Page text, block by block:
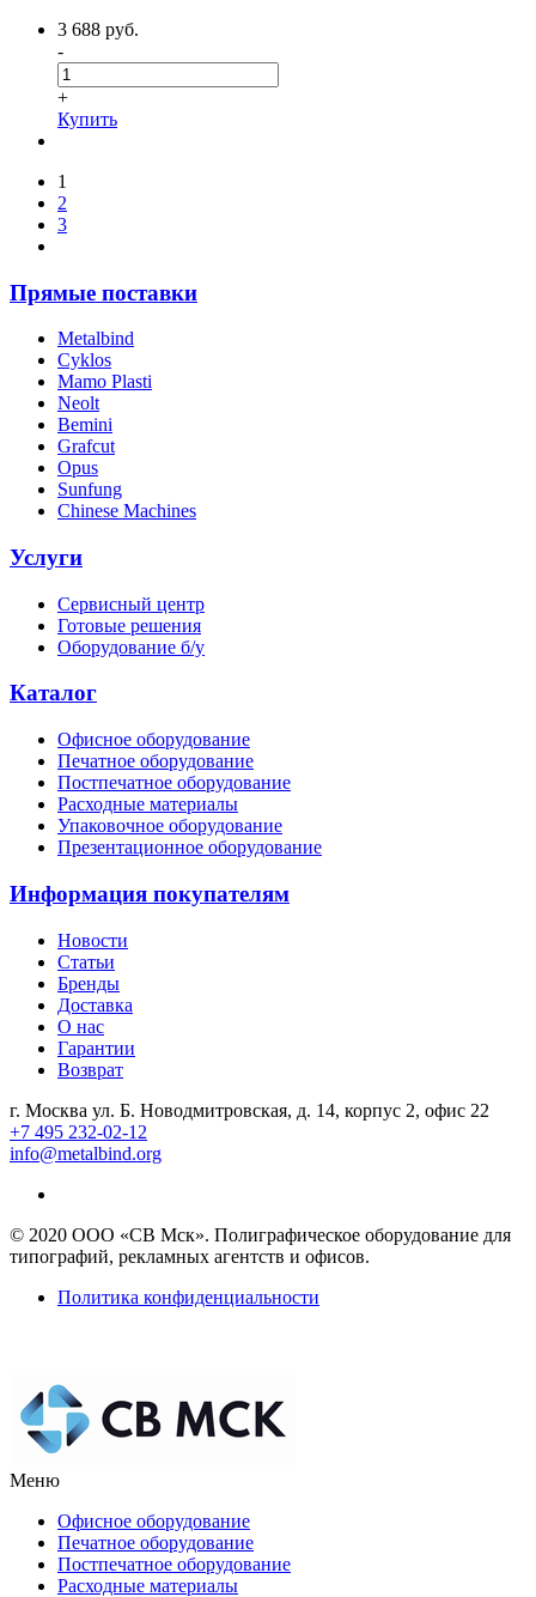
3 688 руб.
-
+
Купить
1
2
3
Прямые поставки
Metalbind
Cyklos
Mamo Plasti
Neolt
Bemini
Grafcut
Opus
Sunfung
Chinese Machines
Услуги
Сервисный центр
Готовые решения
Оборудование б/у
Каталог
Офисное оборудование
Печатное оборудование
Постпечатное оборудование
Расходные материалы
Упаковочное оборудование
Презентационное оборудование
Информация покупателям
Новости
Статьи
Бренды
Доставка
О нас
Гарантии
Возврат
г. Москва ул. Б. Новодмитровская, д. 14, корпус 2, офис 22
+7 495 232-02-12
info@metalbind.org
© 2020 ООО «СВ Мск». Полиграфическое оборудование для
типографий, рекламных агентств и офисов.
Политика конфиденциальности
Меню
Офисное оборудование
Печатное оборудование
Постпечатное оборудование
Расходные материалы